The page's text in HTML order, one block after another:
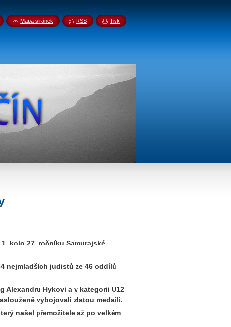
kolo 27. ročníku Samurajské
nejmladších judistů ze 46 oddílů
Alexandru Hykovi a v kategorii U12
vybojovali zlatou medaili.
našel přemožitele až po velkém
Mapa stránek RSS Tisk